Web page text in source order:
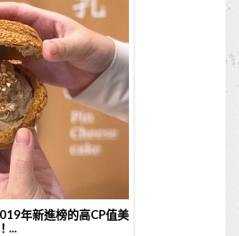
年新進榜的高CP值美
...